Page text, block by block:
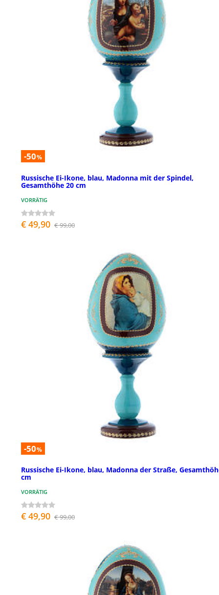
-50%
Russische Ei-Ikone, blau, Madonna mit der Spindel,
Gesamthöhe 20 cm
VORRÄTIG
€ 49,90 € 99,00
-50%
Russische Ei-Ikone, blau, Madonna der Straße,
cm
VORRÄTIG
€ 49,90 € 99,00